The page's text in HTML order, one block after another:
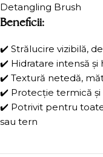
Detangling Brush
Beneficii:
✔️ Strălucire vizibilă,
✔️ Hidratare intensă și
✔️ Textură netedă,
✔️ Protecție termică și
✔️ Potrivit pentru
sau tern